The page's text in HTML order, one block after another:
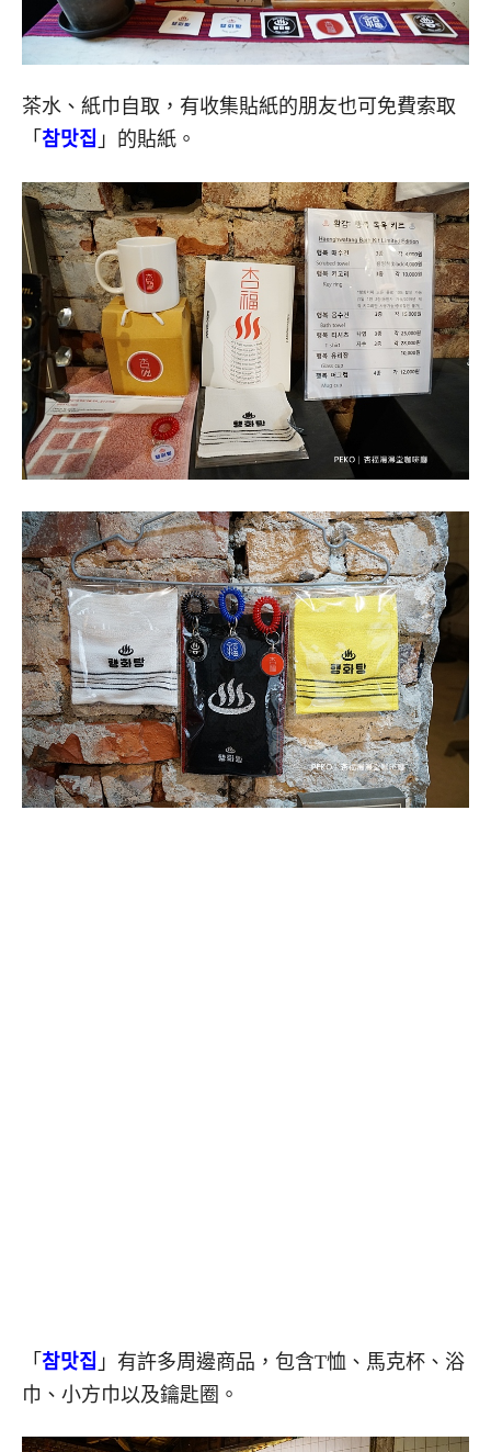
茶水、紙巾自取，有收集貼紙的朋友也可免費索取
「 참맛집 」的貼紙。
「 참맛집 」有許多周邊商品，包含T恤、馬克杯、浴
巾、小方巾以及鑰匙圈。